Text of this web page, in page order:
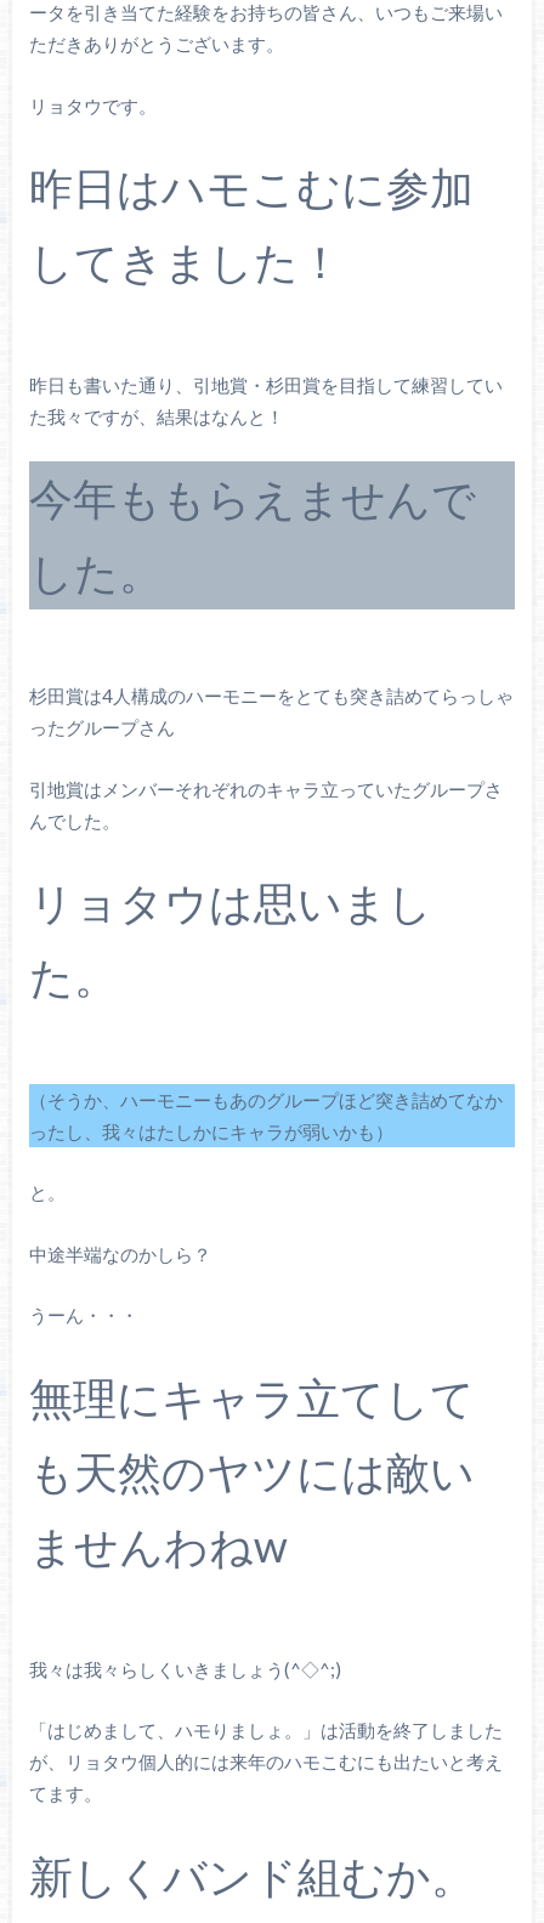
ータを引き当てた経験をお持ちの皆さん、いつもご来場い
ただきありがとうございます。
リョタウです。
昨日はハモこむに参加
してきました！
昨日も書いた通り、引地賞・杉田賞を目指して練習してい
た我々ですが、結果はなんと！
今年ももらえませんで
した。
杉田賞は4人構成のハーモニーをとても突き詰めてらっしゃ
ったグループさん
引地賞はメンバーそれぞれのキャラ立っていたグループさ
んでした。
リョタウは思いまし
た。
（そうか、ハーモニーもあのグループほど突き詰めてなか
ったし、我々はたしかにキャラが弱いかも）
と。
中途半端なのかしら？
うーん・・・
無理にキャラ立てして
も天然のヤツには敵い
ませんわねw
我々は我々らしくいきましょう(^◇^;)
「はじめまして、ハモりましょ。」は活動を終了しました
が、リョタウ個人的には来年のハモこむにも出たいと考え
てます。
新しくバンド組むか。